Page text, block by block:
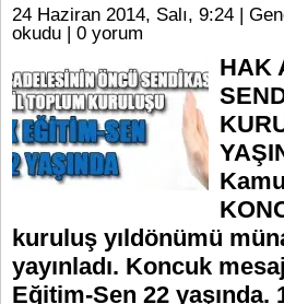
24 Haziran 2014, Salı, 9:24 |
okudu | 0 yorum
HAK
kuruluş yıldönümü
yayınladı. Koncuk
Eğitim-Sen 22 yaşında.